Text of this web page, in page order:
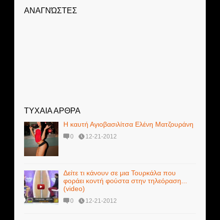
ΑΝΑΓΝΏΣΤΕΣ
ΤΥΧΑΙΑ ΑΡΘΡΑ
Η καυτή Αγιοβασιλίτσα Ελένη Ματζουράνη
0 12-21-2012
Δείτε τι κάνουν σε μια Τουρκάλα που
φοράει κοντή φούστα στην τηλεόραση...
(video)
0 12-21-2012